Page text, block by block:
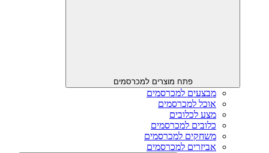
פתח מוצרים למכרסמים
מבצעים למכרסמים
אוכל למכרסמים
מצע לכלובים
כלובים למכרסמים
משחקים למכרסמים
אביזרים למכרסמים